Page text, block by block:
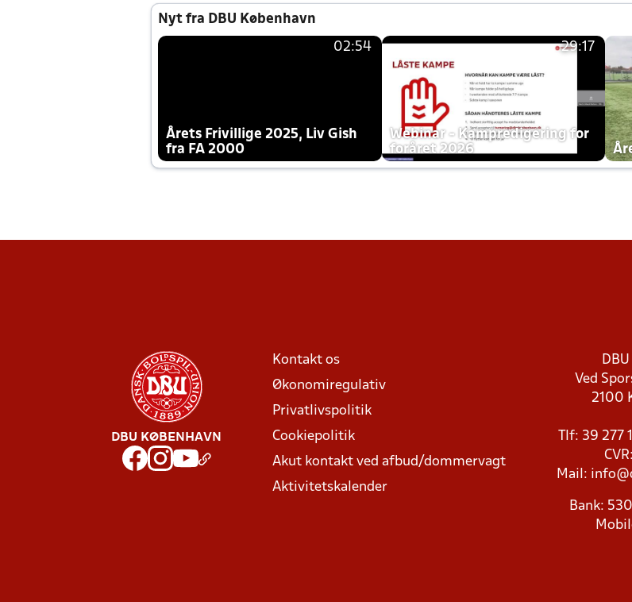
Nyt fra DBU København
02:54
Årets Frivillige 2025, Liv Gish
fra FA 2000
29:17
Webinar - Kampredigering for
foråret 2026
DBU KØBENHAVN
Kontakt os
Økonomiregulativ
Privatlivspolitik
Cookiepolitik
Akut kontakt ved afbud/dommervagt
Aktivitetskalender
Ved
2100
Tlf: 39 277
Mail:
Bank: